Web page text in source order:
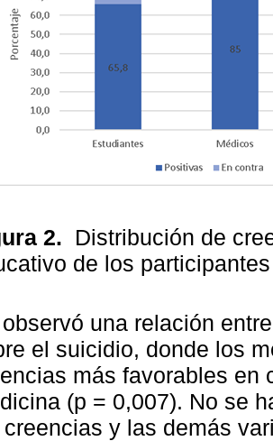
2. Distribución de
de los
una relación
el suicidio, donde los
más favorables en
(p = 0,007). No se
y las demás